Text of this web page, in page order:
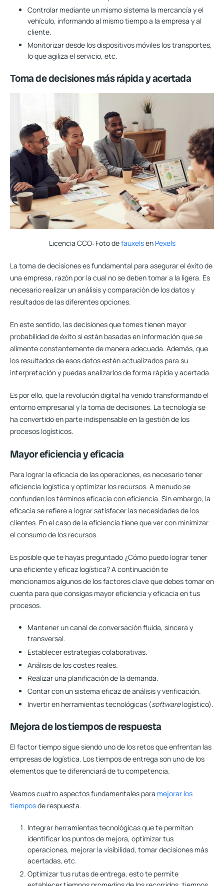
Controlar mediante un mismo sistema la mercancía y el
vehículo, informando al mismo tiempo a la empresa y al
cliente.
Monitorizar desde los dispositivos móviles los transportes,
lo que agiliza el servicio, etc.
Toma de decisiones más rápida y acertada
Licencia CCO: Foto defauxelsen Pexels
La toma de decisiones es fundamental para asegurar el éxito de
una empresa, razón por la cual no se deben tomar a la ligera. Es
necesario realizar un análisis y comparación de los datos y
resultadosde las diferentes opciones.
En este sentido, las decisiones que tomes tienen mayor
probabilidad de éxito si están basadas en información que se
alimente constantemente de manera adecuada. Además, que
los resultados de esos datos estén actualizados para su
interpretación y puedas analizarlos de forma rápida y acertada.
Es por ello, que la revolución digital ha venido transformando el
entorno empresarial y la toma de decisiones. La tecnología se
ha convertido en parte indispensable en la gestión de los
procesos logísticos.
Mayor eficiencia y eficacia
Para lograr la eficacia de las operaciones, es necesario tener
eficiencia logística y optimizar los recursos. A menudo se
confunden los términos eficacia con eficiencia. Sin embargo, la
eficacia se refiere a lograr satisfacer las necesidades de los
clientes. En el caso de la eficiencia tiene que ver con minimizar
el consumo de los recursos.
Es posible que te hayas preguntado ¿Cómo puedo lograr tener
una eficiente y eficaz logística? A continuación te
mencionamos algunos de los factores clave que debes tomar en
cuenta para que consigas mayor eficiencia y eficacia en tus
procesos.
Mantener un canal de conversación fluida, sincera y
transversal.
Establecer estrategias colaborativas.
Análisis de los costes reales.
Realizar una planificación de la demanda.
Contar con un sistema eficaz de análisis y verificación.
Invertir en herramientas tecnológicas (softwarelogístico).
Mejora de los tiempos de respuesta
El factor tiempo sigue siendo uno de los retos que enfrentan las
empresas de logística. Los tiempos de entrega son uno de los
elementos que te diferenciará de tu competencia.
Veamos cuatro aspectos fundamentales para mejorar los
tiemposde respuesta.
Integrar herramientas tecnológicas que te permitan
identificar los puntos de mejora, optimizar tus
operaciones, mejorar la visibilidad, tomar decisiones más
acertadas, etc.
Optimizar tus rutas de entrega, esto te permite